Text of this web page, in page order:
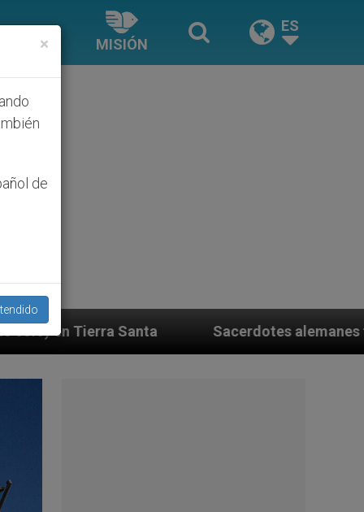
MISIÓN
ES
alemanes fieles al Papa contestan a su propio
×
de